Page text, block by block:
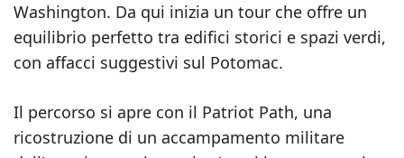
Washington. Da qui inizia un tour che offre un
equilibrio perfetto tra edifici storici e spazi verdi,
con affacci suggestivi sul Potomac.
Il percorso si apre con il Patriot Path, una
ricostruzione di un accampamento militare